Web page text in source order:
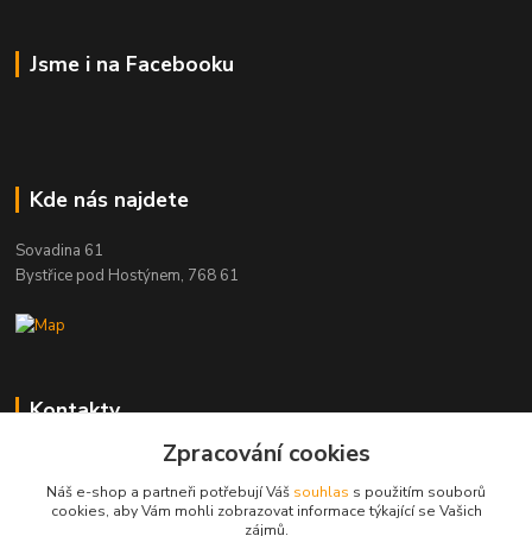
Jsme i na Facebooku
Kde nás najdete
Sovadina 61
Bystřice pod Hostýnem, 768 61
Kontakty
DŘEVOPRODUKT BEDNAŘÍK s.r.o.
+420 739 454 600
(Po-Pá, 7-15 hod.)
Zpracování cookies
Náš e-shop a partneři potřebují Váš souhlas s použitím souborů
cookies, aby Vám mohli zobrazovat informace týkající se Vašich
zájmů.